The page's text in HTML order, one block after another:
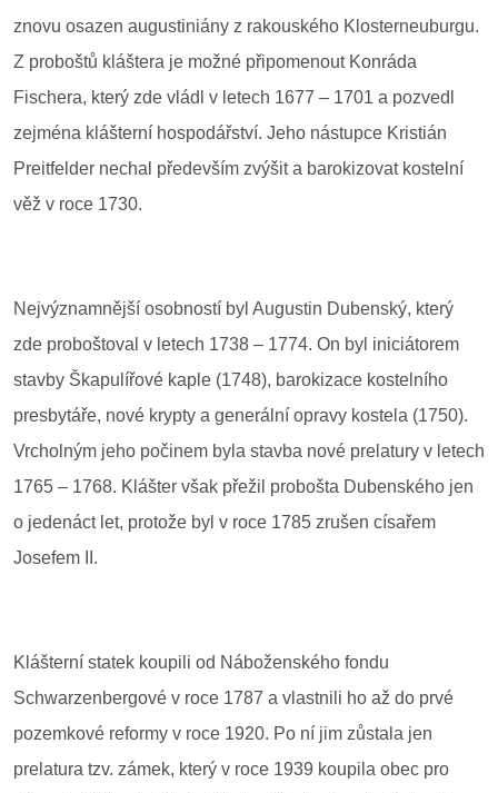
znovu osazen augustiniány z rakouského Klosterneuburgu.
Z proboštů kláštera je možné připomenout Konráda
Fischera, který zde vládl v letech 1677 – 1701 a pozvedl
zejména klášterní hospodářství. Jeho nástupce Kristián
Preitfelder nechal především zvýšit a barokizovat kostelní
věž v roce 1730.
Nejvýznamnější osobností byl Augustin Dubenský, který
zde proboštoval v letech 1738 – 1774. On byl iniciátorem
stavby Škapulířové kaple (1748), barokizace kostelního
presbytáře, nové krypty a generální opravy kostela (1750).
Vrcholným jeho počinem byla stavba nové prelatury v letech
1765 – 1768. Klášter však přežil probošta Dubenského jen
o jedenáct let, protože byl v roce 1785 zrušen císařem
Josefem II.
Klášterní statek koupili od Náboženského fondu
Schwarzenbergové v roce 1787 a vlastnili ho až do prvé
pozemkové reformy v roce 1920. Po ní jim zůstala jen
prelatura tzv. zámek, který v roce 1939 koupila obec pro